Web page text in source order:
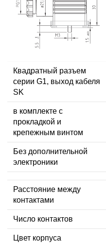
Квадратный разъем
серии G1, выход кабеля
SK
в комплекте с
прокладкой и
крепежным винтом
Без дополнительной
электроники
Расстояние между
контактами
Число контактов
Цвет корпуса